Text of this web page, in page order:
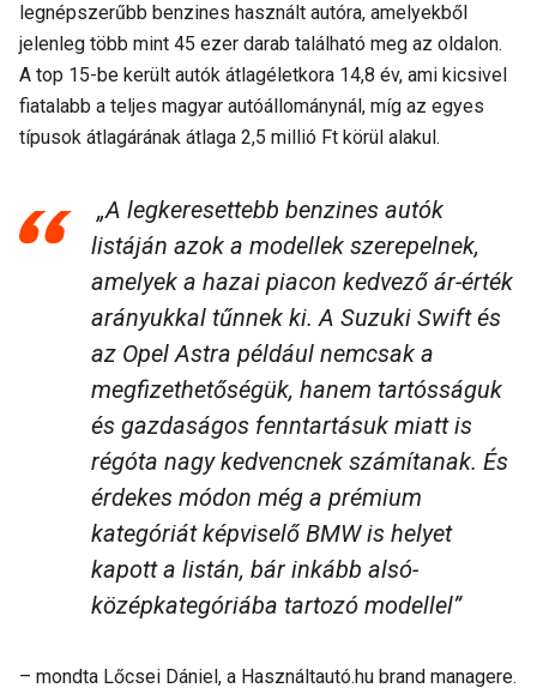
legnépszerűbb benzines használt autóra, amelyekből
jelenleg több mint 45 ezer darab található meg az oldalon.
A top 15-be került autók átlagéletkora 14,8 év, ami kicsivel
fiatalabb a teljes magyar autóállománynál, míg az egyes
típusok átlagárának átlaga 2,5 millió Ft körül alakul.
„A legkeresettebb benzines autók
listáján azok a modellek szerepelnek,
amelyek a hazai piacon kedvező ár-érték
arányukkal tűnnek ki. A Suzuki Swift és
az Opel Astra például nemcsak a
megfizethetőségük, hanem tartósságuk
és gazdaságos fenntartásuk miatt is
régóta nagy kedvencnek számítanak. És
érdekes módon még a prémium
kategóriát képviselő BMW is helyet
kapott a listán, bár inkább alsó-
középkategóriába tartozó modellel”
– mondta Lőcsei Dániel, a Használtautó.hu brand managere.